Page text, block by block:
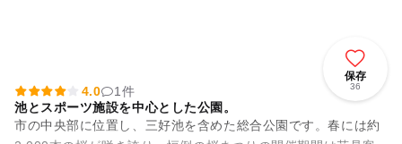
保存
36
4.0
1件
池とスポーツ施設を中心とした公園。
市の中央部に位置し、三好池を含めた総合公園です。春には約